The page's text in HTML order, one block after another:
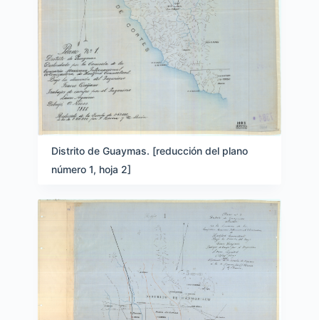
Distrito de Guaymas. [reducción del plano
número 1, hoja 2]